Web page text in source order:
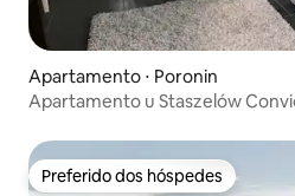
Apartamento ⋅ Poronin
Apartamento u Staszelów
Preferido dos hóspedes
Preferido dos hóspedes